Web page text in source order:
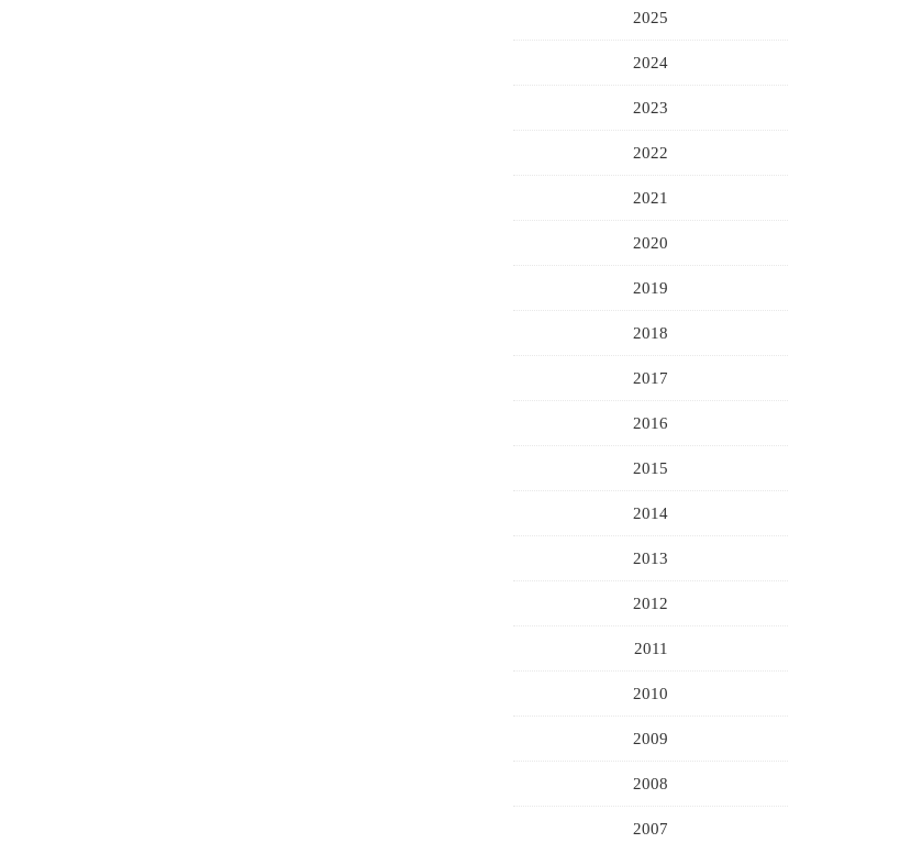
2025
2024
2023
2022
2021
2020
2019
2018
2017
2016
2015
2014
2013
2012
2011
2010
2009
2008
2007